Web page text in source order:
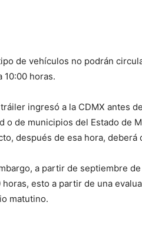
de vehículos no podrán
10:00 horas.
ingresó a la CDMX antes
o de municipios del Estado de
después de esa hora,
a partir de septiembre
horas, esto a partir de una
matutino.